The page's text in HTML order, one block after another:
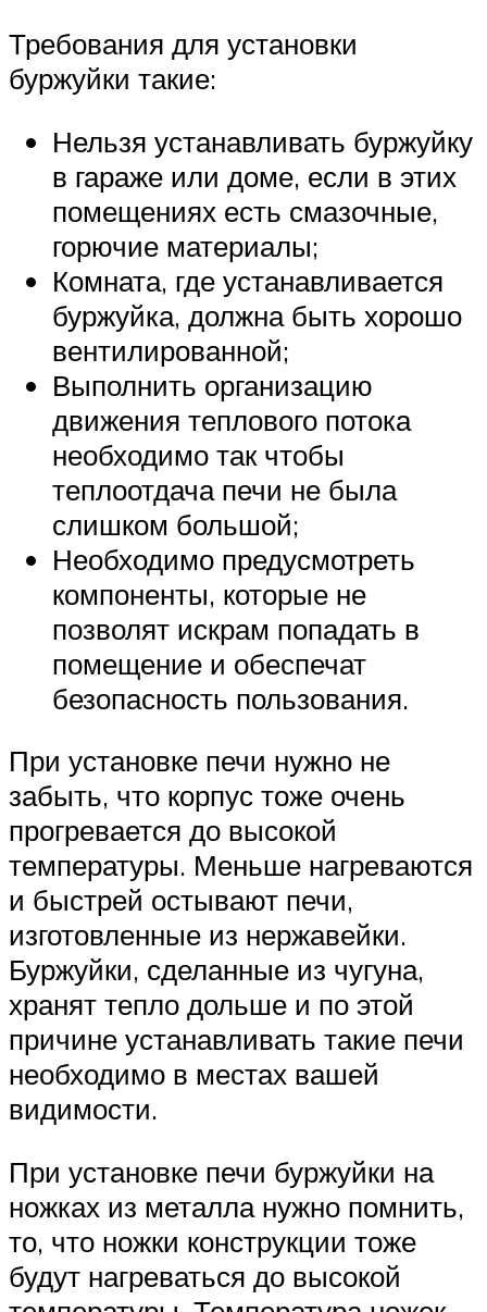
Требования для установки
буржуйки такие:
Нельзя устанавливать буржуйку
в гараже или доме, если в этих
помещениях есть смазочные,
горючие материалы;
Комната, где устанавливается
буржуйка, должна быть хорошо
вентилированной;
Выполнить организацию
движения теплового потока
необходимо так чтобы
теплоотдача печи не была
слишком большой;
Необходимо предусмотреть
компоненты, которые не
позволят искрам попадать в
помещение и обеспечат
безопасность пользования.
При установке печи нужно не
забыть, что корпус тоже очень
прогревается до высокой
температуры. Меньше нагреваются
и быстрей остывают печи,
изготовленные из нержавейки.
Буржуйки, сделанные из чугуна,
хранят тепло дольше и по этой
причине устанавливать такие печи
необходимо в местах вашей
видимости.
При установке печи буржуйки на
ножках из металла нужно помнить,
то, что ножки конструкции тоже
будут нагреваться до высокой